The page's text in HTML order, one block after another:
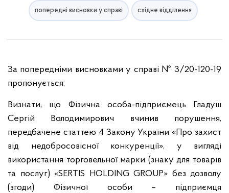
попередні висновки у справі східне відділення
За попередніми висновками у справі № 3/20-120-19
пропонується:
Визнати, що Фізична особа-підприємець Гладуш
Сергій Володимирович вчинив порушення,
передбачене статтею 4 Закону України «Про захист
від недобросовісної конкуренції», у вигляді
використання торговельної марки (знаку для товарів
та послуг) «SERTIS HOLDING GROUP» без дозволу
(згоди) Фізичної особи – підприємця